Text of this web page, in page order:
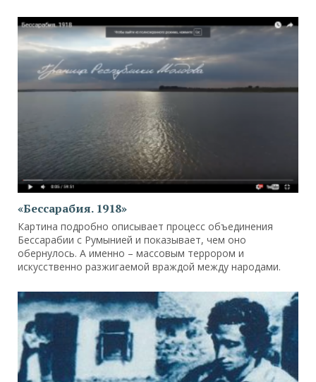
«Бессарабия. 1918»
Картина подробно описывает процесс объединения
Бессарабии с Румынией и показывает, чем оно
обернулось. А именно – массовым террором и
искусственно разжигаемой враждой между народами.